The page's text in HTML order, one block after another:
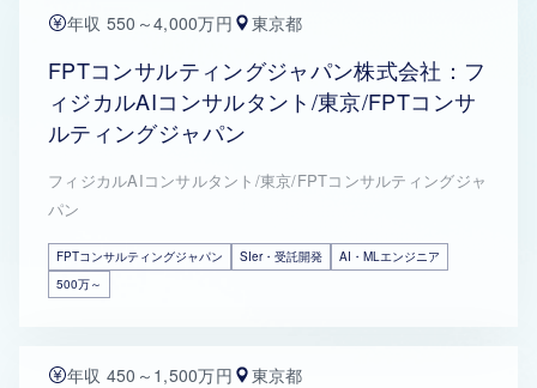
年収 550～4,000万円 東京都
FPTコンサルティングジャパン株式会社：フ
ィジカルAIコンサルタント/東京/FPTコンサ
ルティングジャパン
フィジカルAIコンサルタント/東京/FPTコンサルティングジャ
パン
FPTコンサルティングジャパン SIer・受託開発
AI・MLエンジニア
500万～
年収 450～1,500万円 東京都